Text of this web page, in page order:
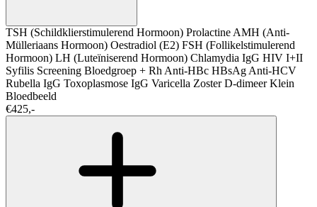
TSH (Schildklierstimulerend Hormoon) Prolactine AMH (Anti-
Mülleriaans Hormoon) Oestradiol (E2) FSH (Follikelstimulerend
Hormoon) LH (Luteïniserend Hormoon) Chlamydia IgG HIV I+II
Syfilis Screening Bloedgroep + Rh Anti-HBc HBsAg Anti-HCV
Rubella IgG Toxoplasmose IgG Varicella ZosterD-dimeerKlein
Bloedbeeld
€425,-